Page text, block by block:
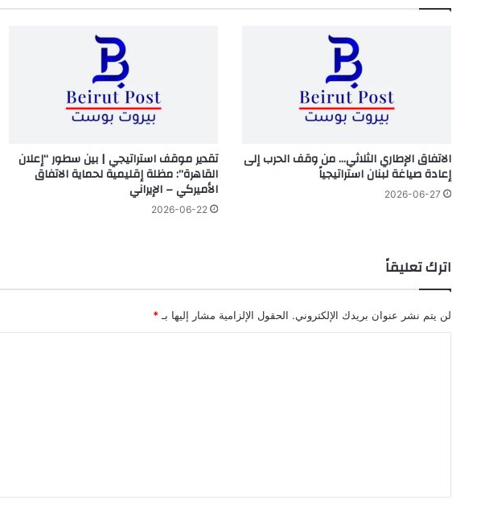
الاتفاق الإطاري الثلاثي… من وقف الحرب إلى
إعادة صياغة لبنان استراتيجياً
2026-06-27
تقدير موقف استراتيجي | بين سطور “إعلان
القاهرة”: مظلة إقليمية لحماية الاتفاق
الأميركي – الإيراني
2026-06-22
اترك تعليقاً
لن يتم نشر عنوان بريدك الإلكتروني. الحقول الإلزامية مشار إليها بـ *